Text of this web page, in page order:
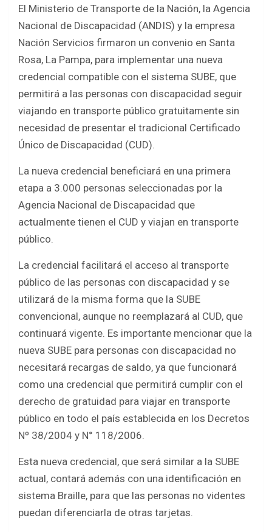
ce
b
o
o
k
tt
er
at
s
A
p
p
ar
e
El Ministerio de Transporte de la Nación, la Agencia
Nacional de Discapacidad (ANDIS) y la empresa
Nación Servicios firmaron un convenio en Santa
Rosa, La Pampa, para implementar una nueva
credencial compatible con el sistema SUBE, que
permitirá a las personas con discapacidad seguir
viajando en transporte público gratuitamente sin
necesidad de presentar el tradicional Certificado
Único de Discapacidad (CUD).
La nueva credencial beneficiará en una primera
etapa a 3.000 personas seleccionadas por la
Agencia Nacional de Discapacidad que
actualmente tienen el CUD y viajan en transporte
público.
La credencial facilitará el acceso al transporte
público de las personas con discapacidad y se
utilizará de la misma forma que la SUBE
convencional, aunque no reemplazará al CUD, que
continuará vigente. Es importante mencionar que la
nueva SUBE para personas con discapacidad no
necesitará recargas de saldo, ya que funcionará
como una credencial que permitirá cumplir con el
derecho de gratuidad para viajar en transporte
público en todo el país establecida en los Decretos
Nº 38/2004 y N° 118/2006.
Esta nueva credencial, que será similar a la SUBE
actual, contará además con una identificación en
sistema Braille, para que las personas no videntes
puedan diferenciarla de otras tarjetas.